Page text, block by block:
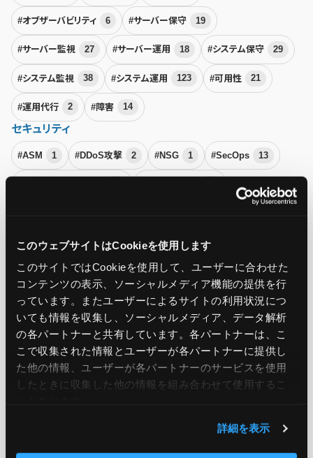
このウェブサイトはCookieを使用します
このサイトではCookieを使用して、ユーザーに合わせた
コンテンツの表示、ソーシャルメディア機能の提供を行
っています。またユーザーによるサイトの利用状況につ
いても情報を収集し、ソーシャルメディア、データ解析
の各パートナーと共有しています。各パートナーは、こ
こで収集された情報とユーザーが各パートナーに提供し
た他の情報、ユーザーが各パートナーのサービスを使用
したときに収集した他の情報を組み合わせて使用​​するこ
詳細を表示
#オブザーバビリティ 6 #サーバー保守 19
#サーバー監視 27 #サーバー運用 18 #システム保守 29
#システム監視 38 #システム運用 123 #可用性 21
#運用代行 2 #障害 14
セキュリティ
#ASM 1 #DDoS攻撃 2 #NSG 1 #SecOps 13
#脆弱性診断 5
Microsoft Azure
#Azure 174 #Azure Local 1 #Azure Monitor 7
#Azure Stack HCI 1 #Microsoft 9 #Microsoft Build 5
#Microsoft Ignite 4 #Microsoft SQL Server 1
#SSMS 1
35
#コマンド 4 #データベース 5 #ベストプラクティス 17